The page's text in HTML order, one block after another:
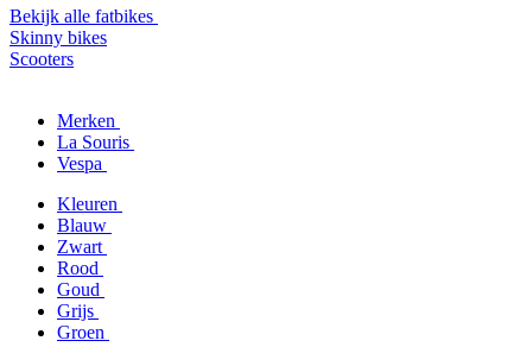
Bekijk alle fatbikes
Skinny bikes
Scooters
Merken
La Souris
Vespa
Kleuren
Blauw
Zwart
Rood
Goud
Grijs
Groen